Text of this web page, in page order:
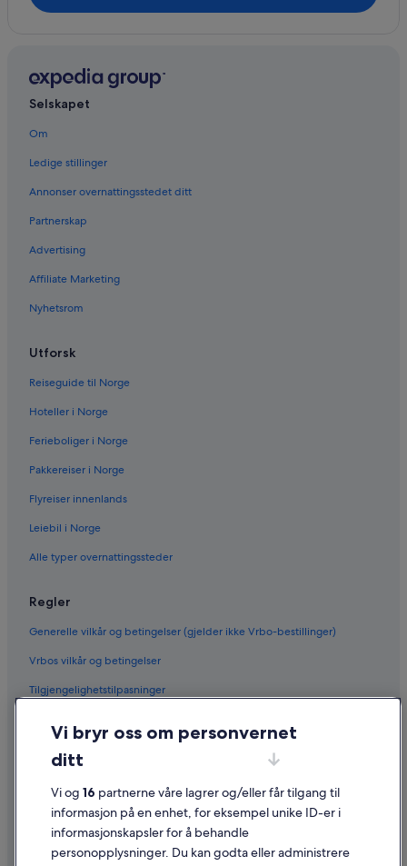
Selskapet
Om
Ledige stillinger
Annonser overnattingsstedet ditt
Partnerskap
Advertising
Affiliate Marketing
Nyhetsrom
Utforsk
Reiseguide til Norge
Hoteller i Norge
Ferieboliger i Norge
Pakkereiser i Norge
Flyreiser innenlands
Leiebil i Norge
Alle typer overnattingssteder
Regler
Generelle vilkår og betingelser (gjelder ikke Vrbo-bestillinger)
Vrbos vilkår og betingelser
Tilgjengelighetstilpasninger
Juridisk informasjon / kontakt oss
Retningslinjer for innhold og rapportering av innhold
Vi bryr oss om personvernet
ditt
Vi og 16 partnerne våre lagrer og/eller får tilgang til
informasjon på en enhet, for eksempel unike ID-er i
informasjonskapsler for å behandle
personopplysninger. Du kan godta eller administrere